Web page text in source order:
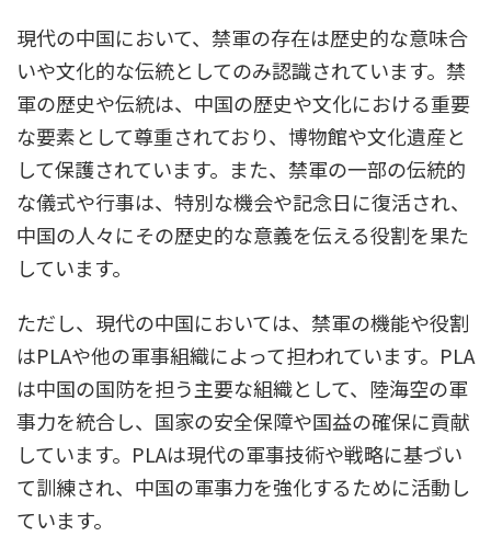
現代の中国において、禁軍の存在は歴史的な意味合
いや文化的な伝統としてのみ認識されています。禁
軍の歴史や伝統は、中国の歴史や文化における重要
な要素として尊重されており、博物館や文化遺産と
して保護されています。また、禁軍の一部の伝統的
な儀式や行事は、特別な機会や記念日に復活され、
中国の人々にその歴史的な意義を伝える役割を果た
しています。
ただし、現代の中国においては、禁軍の機能や役割
はPLAや他の軍事組織によって担われています。PLA
は中国の国防を担う主要な組織として、陸海空の軍
事力を統合し、国家の安全保障や国益の確保に貢献
しています。PLAは現代の軍事技術や戦略に基づい
て訓練され、中国の軍事力を強化するために活動し
ています。